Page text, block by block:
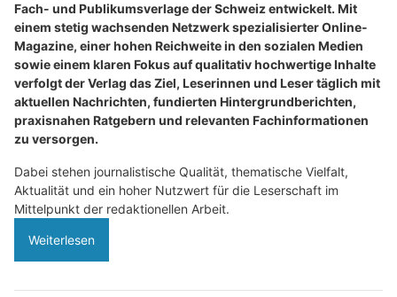
Fach- und Publikumsverlage der Schweiz entwickelt. Mit
einem stetig wachsenden Netzwerk spezialisierter Online-
Magazine, einer hohen Reichweite in den sozialen Medien
sowie einem klaren Fokus auf qualitativ hochwertige Inhalte
verfolgt der Verlag das Ziel, Leserinnen und Leser täglich mit
aktuellen Nachrichten, fundierten Hintergrundberichten,
praxisnahen Ratgebern und relevanten Fachinformationen
zu versorgen.
Dabei stehen journalistische Qualität, thematische Vielfalt,
Aktualität und ein hoher Nutzwert für die Leserschaft im
Mittelpunkt der redaktionellen Arbeit.
Weiterlesen